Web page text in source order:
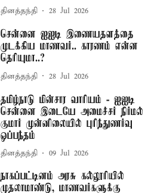
தினத்தந்தி 28 Jul 2026
சென்னை ஐஐடி இணையதளத்தை
முடக்கிய மாணவர்.. காரணம் என்ன
தெரியுமா..?
தினத்தந்தி 28 Jul 2026
தமிழ்நாடு மின்சார வாரியம் - ஐஐடி
சென்னை இடையே அமைச்சர் நிர்மல்
குமார் முன்னிலையில் புரிந்துணர்வு
ஒப்பந்தம்
தினத்தந்தி 09 Jul 2026
நாகப்பட்டினம் அரசு கல்லூரியில்
முதலாமாண்டு, மாணவர்களுக்கு